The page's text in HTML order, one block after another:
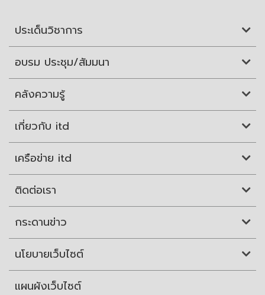
ประเด็นวิชาการ
อบรม ประชุม/สัมมนา
คลังความรู้
เกี่ยวกับ itd
เครือข่าย itd
ติดต่อเรา
กระดานข่าว
นโยบายเว็บไซต์
แผนผังเว็บไซต์